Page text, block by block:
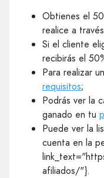
Obtienes el
realice a
Si el cliente
recibirás el
Para realizar
requisitos;
Podrás ver la
ganado en tu
Puede ver la
cuenta en la
afiliados/"}.